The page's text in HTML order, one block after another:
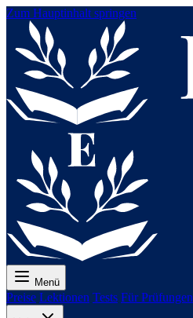
Zum Hauptinhalt springen
Menü
Preise Lektionen Tests Für Prüfungen